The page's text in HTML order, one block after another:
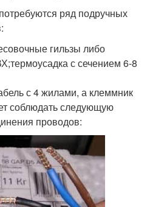
ряд подручных
гильзы либо
с сечением 6-8
с 4 жилами, а клеммник
соблюдать следующую
проводов: